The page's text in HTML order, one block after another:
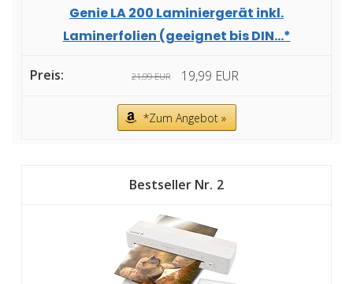
Genie LA 200 Laminiergerät inkl.
Laminerfolien (geeignet bis DIN...*
21,99 EUR 19,99 EUR
*Zum Angebot »
2